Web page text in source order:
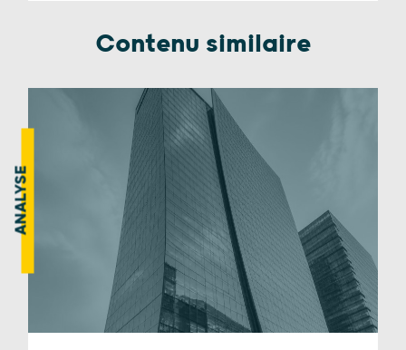
Contenu similaire
ANALYSE